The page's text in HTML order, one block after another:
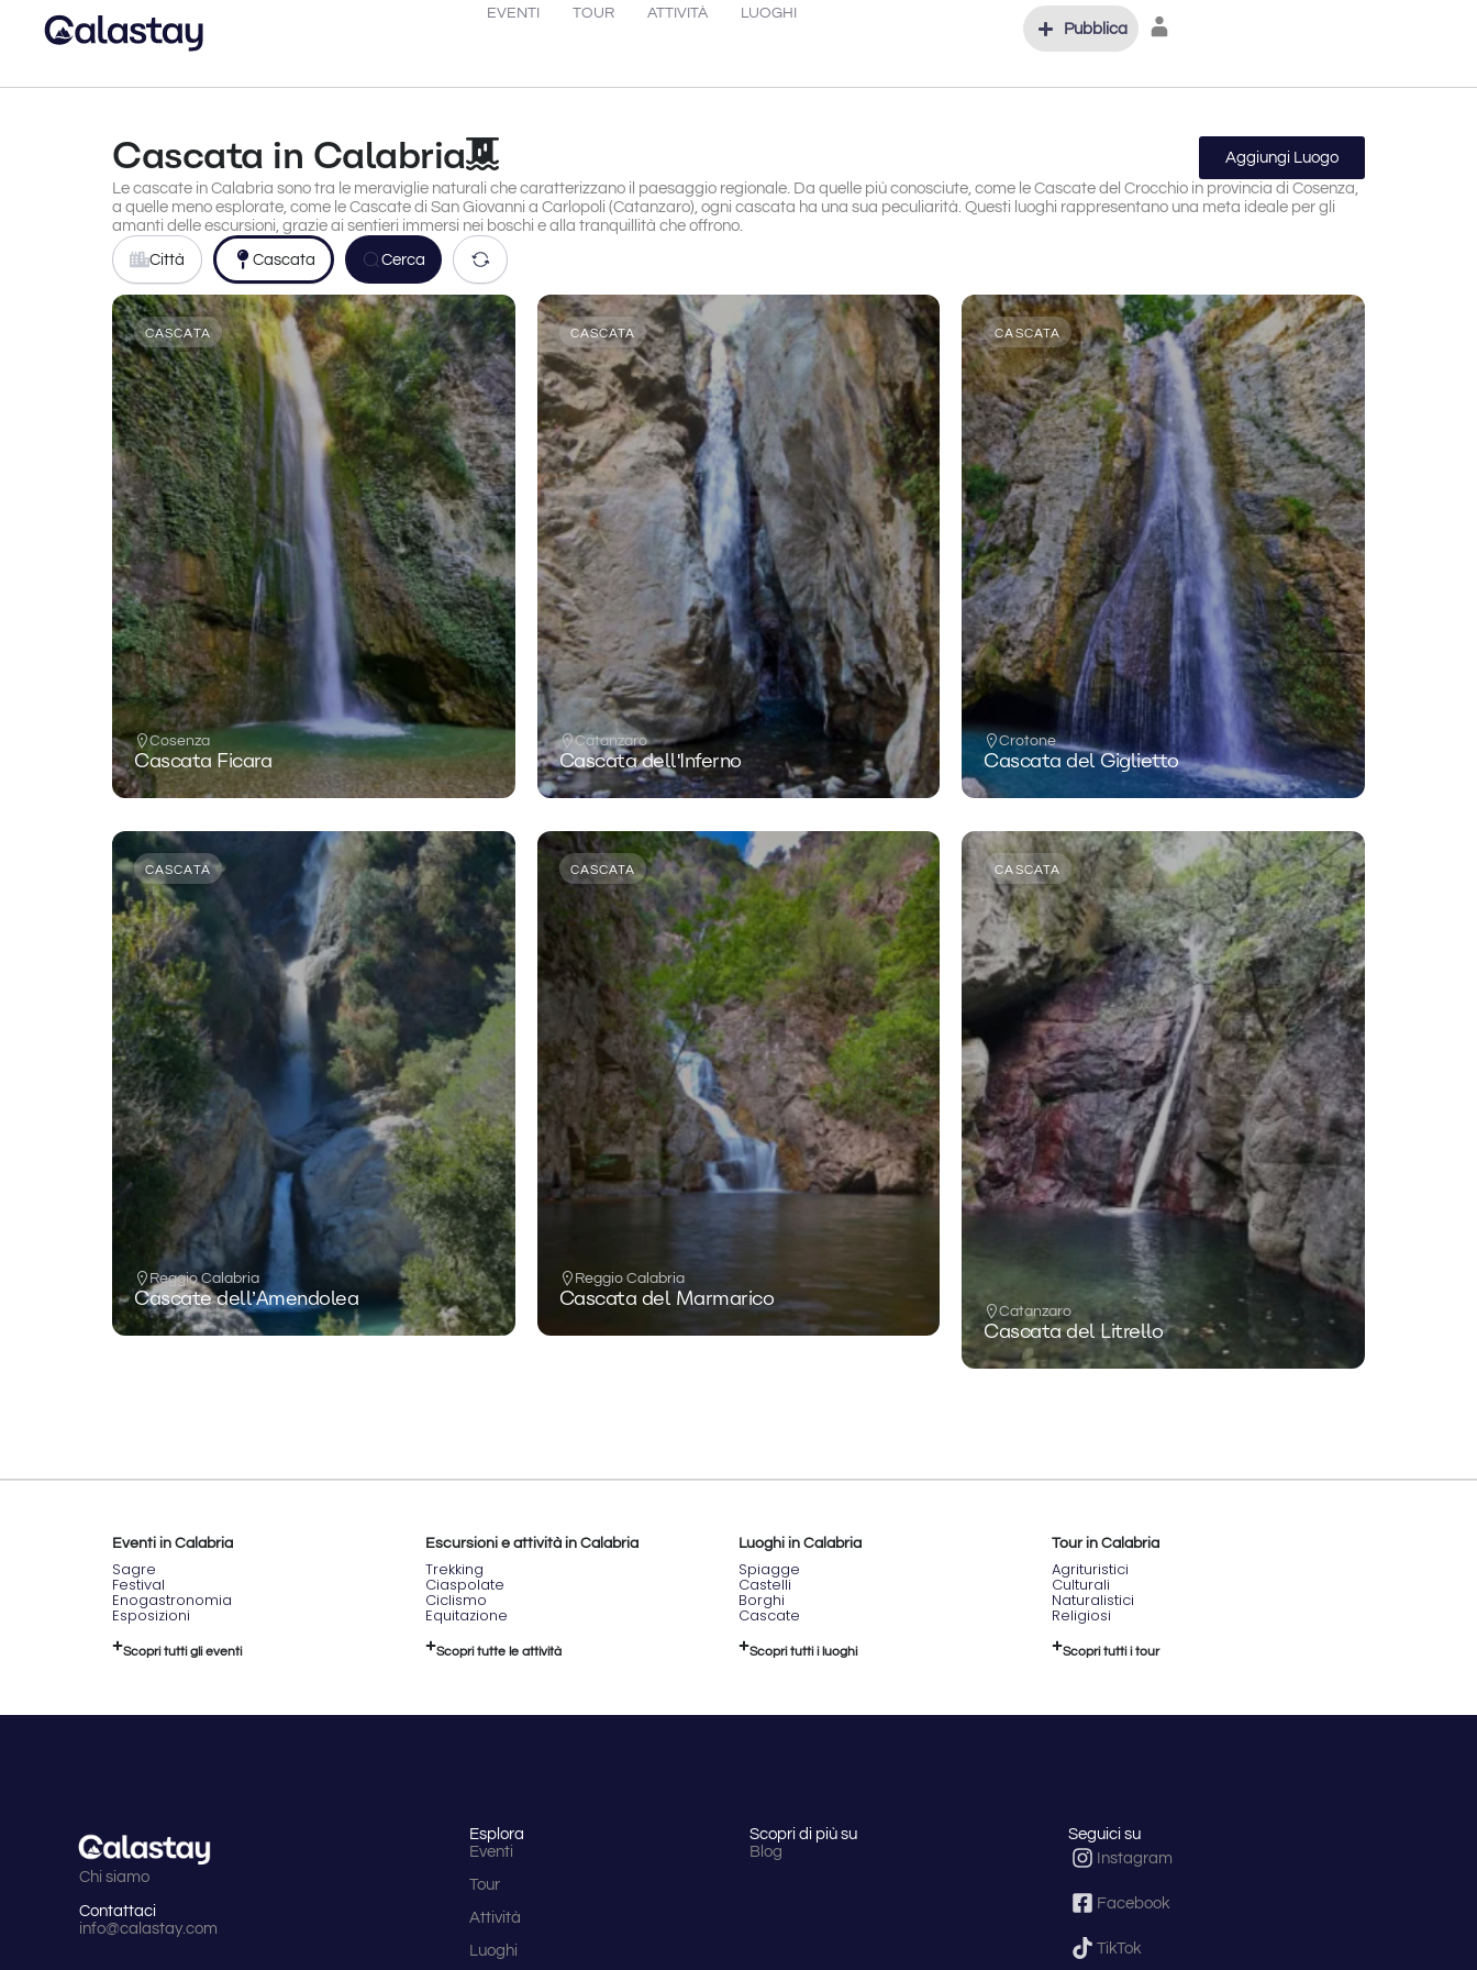
EVENTI TOUR ATTIVITÀ LUOGHI
Pubblica
Cascata in Calabria
Aggiungi Luogo
Le cascate in Calabria sono tra le meraviglie naturali che caratterizzano il paesaggio regionale. Da quelle più conosciute, come le Cascate del Crocchio in provincia di Cosenza,
a quelle meno esplorate, come le Cascate di San Giovanni a Carlopoli (Catanzaro), ogni cascata ha una sua peculiarità. Questi luoghi rappresentano una meta ideale per gli
amanti delle escursioni, grazie ai sentieri immersi nei boschi e alla tranquillità che offrono.
Città Cascata Cerca
Cosenza
Cascata Ficara
CASCATA
Catanzaro
Cascata dell'Inferno
CASCATA
Crotone
Cascata del Giglietto
CASCATA
Reggio Calabria
Cascate dell’Amendolea
CASCATA
Reggio Calabria
Cascata del Marmarico
CASCATA
Catanzaro
Cascata del Litrello
CASCATA
Eventi in Calabria
Sagre
Festival
Enogastronomia
Esposizioni
Scopri tutti gli eventi
Escursioni e attività in Calabria
Trekking
Ciaspolate
Ciclismo
Equitazione
Scopri tutte le attività
Luoghi in Calabria
Spiagge
Castelli
Borghi
Cascate
Scopri tutti i luoghi
Tour in Calabria
Agrituristici
Culturali
Naturalistici
Religiosi
Scopri tutti i tour
Chi siamo
Contattaci
info@calastay.com
Esplora
Eventi
Tour
Attività
Luoghi
Scopri di più su
Blog
Seguici su
Instagram
Facebook
TikTok